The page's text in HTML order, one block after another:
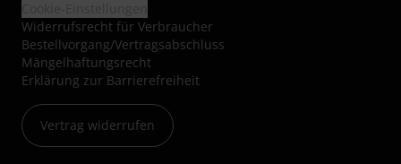
Widerrufsrecht für Verbraucher
Bestellvorgang/Vertragsabschluss
Mängelhaftungsrecht
Erklärung zur Barrierefreiheit
Vertrag widerrufen